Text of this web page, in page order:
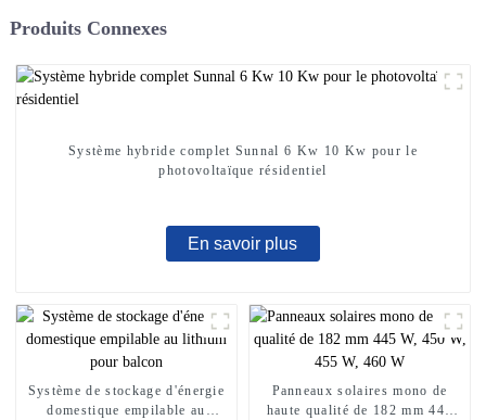
Produits Connexes
Système hybride complet Sunnal 6 Kw 10 Kw pour le
photovoltaïque résidentiel
En savoir plus
Système de stockage d'énergie
domestique empilable au
Panneaux solaires mono de
haute qualité de 182 mm 445